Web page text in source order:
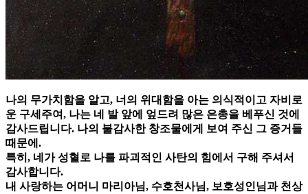
나의 무가치함을 알고, 너의 위대함을 아는 의식적이고 자비로
운 구세주여, 나는 네 발 앞에 엎드려 많은 은총을 베푸신 것에
감사드립니다. 나의 불감사한 창조물에게 보여 주신 그 증거들
때문에.
특히, 네가 성혈로 나를 파괴적인 사탄의 힘에서 구해 주셔서
감사합니다.
내 사랑하는 어머니 마리아님, 수호천사님, 보호성인님과 천상